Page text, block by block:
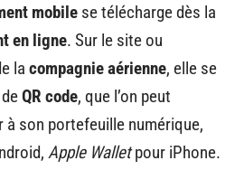
mobile se télécharge dès la
en ligne. Sur le site ou
la compagnie aérienne, elle se
QR code, que l’on peut
son portefeuille numérique,
Apple Walletpour iPhone.